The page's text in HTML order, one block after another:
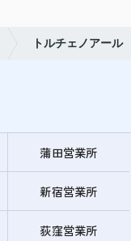
トルチェノアール
蒲田営業所
新宿営業所
荻窪営業所